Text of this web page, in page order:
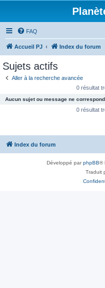
FAQ
Accueil PJ Index du forum
Sujets actifs
Aller à la recherche avancée
0 résultat
Aucun sujet ou message ne
0 résultat
Index du forum
Développé parphpBB®
Traduit